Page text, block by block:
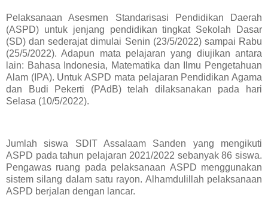
Pelaksanaan Asesmen Standarisasi Pendidikan Daerah
(ASPD) untuk jenjang pendidikan tingkat Sekolah Dasar
(SD) dan sederajat dimulai Senin (23/5/2022) sampai Rabu
(25/5/2022). Adapun mata pelajaran yang diujikan antara
lain: Bahasa Indonesia, Matematika dan Ilmu Pengetahuan
Alam (IPA). Untuk ASPD mata pelajaran Pendidikan Agama
dan Budi Pekerti (PAdB) telah dilaksanakan pada hari
Selasa (10/5/2022).
Jumlah siswa SDIT Assalaam Sanden yang mengikuti
ASPD pada tahun pelajaran 2021/2022 sebanyak 86 siswa.
Pengawas ruang pada pelaksanaan ASPD menggunakan
sistem silang dalam satu rayon. Alhamdulillah pelaksanaan
ASPD berjalan dengan lancar.